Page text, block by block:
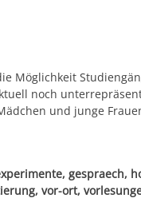
Möglichkeit
noch
und junge
gespraech,
vor-ort,